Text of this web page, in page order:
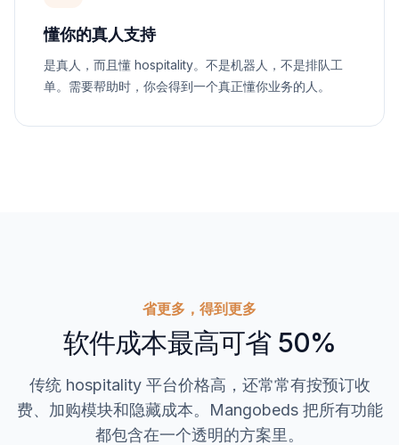
懂你的真人支持
是真人，而且懂 hospitality。不是机器人，不是排队工
单。需要帮助时，你会得到一个真正懂你业务的人。
省更多，得到更多
软件成本最高可省 50%
传统 hospitality 平台价格高，还常常有按预订收
费、加购模块和隐藏成本。Mangobeds 把所有功能
都包含在一个透明的方案里。